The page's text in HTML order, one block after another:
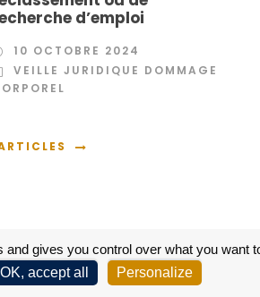
d’emploi
10 OCTOBRE 2024
VEILLE JURIDIQUE DOMMAGE
CE SITE
and gives you control over what you want
OK, accept all Personalize